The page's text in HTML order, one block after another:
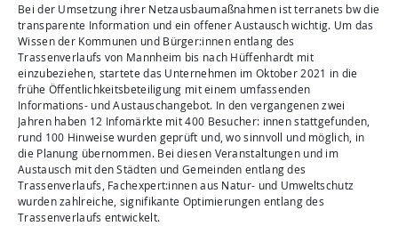
Bei der Umsetzung ihrer Netzausbaumaßnahmen ist terranets bw die
transparente Information und ein offener Austausch wichtig. Um das
Wissen der Kommunen und Bürger:innen entlang des
Trassenverlaufs von Mannheim bis nach Hüffenhardt mit
einzubeziehen, startete das Unternehmen im Oktober 2021 in die
frühe Öffentlichkeitsbeteiligung mit einem umfassenden
Informations- und Austauschangebot. In den vergangenen zwei
Jahren haben 12 Infomärkte mit 400 Besucher: innen stattgefunden,
rund 100 Hinweise wurden geprüft und, wo sinnvoll und möglich, in
die Planung übernommen. Bei diesen Veranstaltungen und im
Austausch mit den Städten und Gemeinden entlang des
Trassenverlaufs, Fachexpert:innen aus Natur- und Umweltschutz
wurden zahlreiche, signifikante Optimierungen entlang des
Trassenverlaufs entwickelt.